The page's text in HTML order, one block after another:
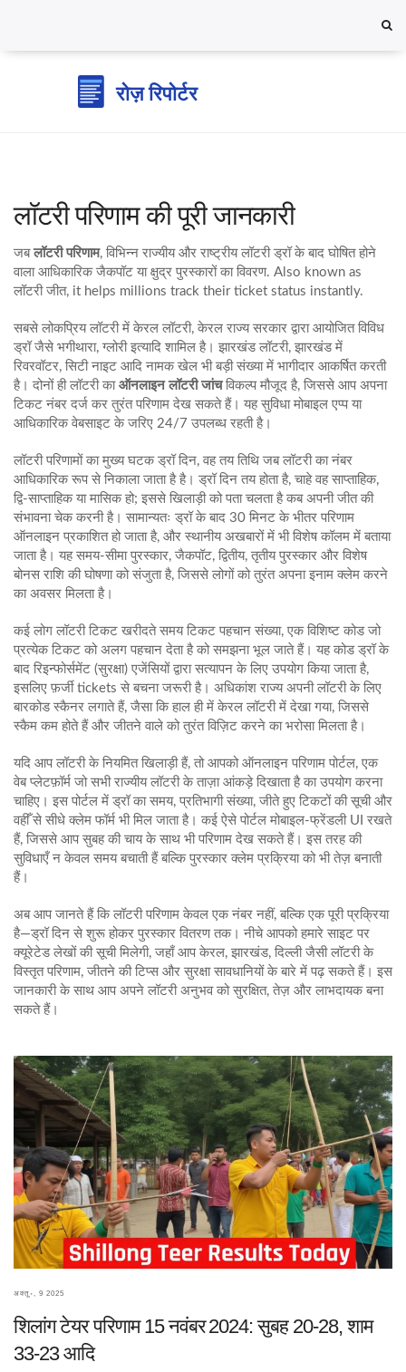
लॉटरी परिणाम की पूरी जानकारी
जब लॉटरी परिणाम, विभिन्न राज्यीय और राष्ट्रीय लॉटरी ड्रॉ के बाद घोषित होने
वाला आधिकारिक जैकपॉट या क्षुद्र पुरस्कारों का विवरण. Also known as
लॉटरी जीत, it helps millions track their ticket status instantly.
सबसे लोकप्रिय लॉटरी में केरल लॉटरी, केरल राज्य सरकार द्वारा आयोजित विविध
ड्रॉ जैसे भगीथारा, ग्लोरी इत्यादि शामिल है। झारखंड लॉटरी, झारखंड में
रिवरवॉटर, सिटी नाइट आदि नामक खेल भी बड़ी संख्या में भागीदार आकर्षित करती
है। दोनों ही लॉटरी का ऑनलाइन लॉटरी जांचविकल्प मौजूद है, जिससे आप अपना
टिकट नंबर दर्ज कर तुरंत परिणाम देख सकते हैं। यह सुविधा मोबाइल एप्प या
आधिकारिक वेबसाइट के जरिए 24/7 उपलब्ध रहती है।
लॉटरी परिणामों का मुख्य घटक ड्रॉ दिन, वह तय तिथि जब लॉटरी का नंबर
आधिकारिक रूप से निकाला जाता हैहै। ड्रॉ दिन तय होता है, चाहे वह साप्ताहिक,
द्वि-साप्ताहिक या मासिक हो; इससे खिलाड़ी को पता चलता है कब अपनी जीत की
संभावना चेक करनी है। सामान्यतः ड्रॉ के बाद 30 मिनट के भीतर परिणाम
ऑनलाइन प्रकाशित हो जाता है, और स्थानीय अखबारों में भी विशेष कॉलम में बताया
जाता है। यह समय‑सीमा पुरस्कार, जैकपॉट, द्वितीय, तृतीय पुरस्कार और विशेष
बोनस राशि की घोषणा को संजुता है, जिससे लोगों को तुरंत अपना इनाम क्लेम करने
का अवसर मिलता है।
कई लोग लॉटरी टिकट खरीदते समय टिकट पहचान संख्या, एक विशिष्ट कोड जो
प्रत्येक टिकट को अलग पहचान देता हैको समझना भूल जाते हैं। यह कोड ड्रॉ के
बाद रिइन्फोर्समेंट (सुरक्षा) एजेंसियों द्वारा सत्यापन के लिए उपयोग किया जाता है,
इसलिए फ़र्जी tickets से बचना जरूरी है। अधिकांश राज्य अपनी लॉटरी के लिए
बारकोड स्कैनर लगाते हैं, जैसा कि हाल ही में केरल लॉटरी में देखा गया, जिससे
स्कैम कम होते हैं और जीतने वाले को तुरंत विज़िट करने का भरोसा मिलता है।
यदि आप लॉटरी के नियमित खिलाड़ी हैं, तो आपको ऑनलाइन परिणाम पोर्टल, एक
वेब प्लेटफ़ॉर्म जो सभी राज्यीय लॉटरी के ताज़ा आंकड़े दिखाता हैका उपयोग करना
चाहिए। इस पोर्टल में ड्रॉ का समय, प्रतिभागी संख्या, जीते हुए टिकटों की सूची और
वहीँ से सीधे क्लेम फॉर्म भी मिल जाता है। कई ऐसे पोर्टल मोबाइल‑फ्रेंडली UI रखते
हैं, जिससे आप सुबह की चाय के साथ भी परिणाम देख सकते हैं। इस तरह की
सुविधाएँ न केवल समय बचाती हैं बल्कि पुरस्कार क्लेम प्रक्रिया को भी तेज़ बनाती
हैं।
अब आप जानते हैं कि लॉटरी परिणाम केवल एक नंबर नहीं, बल्कि एक पूरी प्रक्रिया
है—ड्रॉ दिन से शुरू होकर पुरस्कार वितरण तक। नीचे आपको हमारे साइट पर
क्यूरेटेड लेखों की सूची मिलेगी, जहाँ आप केरल, झारखंड, दिल्ली जैसी लॉटरी के
विस्तृत परिणाम, जीतने की टिप्स और सुरक्षा सावधानियों के बारे में पढ़ सकते हैं। इस
जानकारी के साथ आप अपने लॉटरी अनुभव को सुरक्षित, तेज़ और लाभदायक बना
सकते हैं।
अक्तू॰, 9 2025
शिलांग टेयर परिणाम 15 नवंबर 2024: सुबह 20‑28, शाम
33‑23 आदि